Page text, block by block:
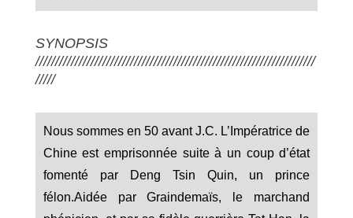
SYNOPSIS
///////////////////////////////////////////////////////////////////////
/////
Nous sommes en 50 avant J.C. L’Impératrice de
Chine est emprisonnée suite à un coup d’état
fomenté par Deng Tsin Quin, un prince
félon.Aidée par Graindemaïs, le marchand